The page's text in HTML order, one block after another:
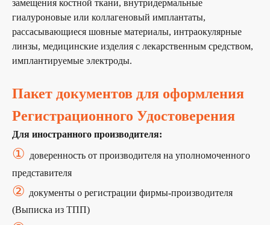
замещения костной ткани, внутридермальные
гиалуроновые или коллагеновый имплантаты,
рассасывающиеся шовные материалы, интраокулярные
линзы, медицинские изделия с лекарственным средством,
имплантируемые электроды.
Пакет документов для оформления
Регистрационного Удостоверения
Для иностранного производителя:
① доверенность от производителя на уполномоченного
представителя
② документы о регистрации фирмы-производителя
(Выписка из ТПП)